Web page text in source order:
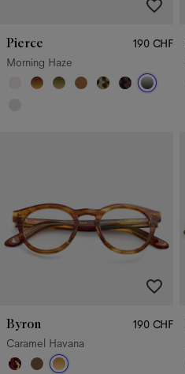
Pierce
190 CHF
Morning Haze
Byron
190 CHF
Caramel Havana